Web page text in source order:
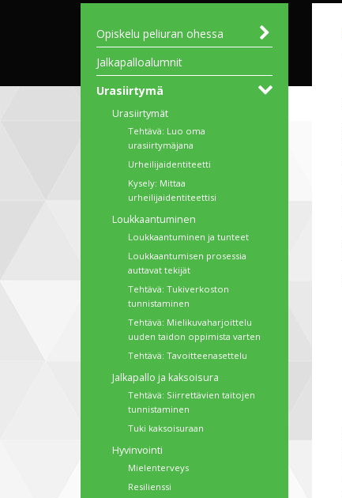
Opiskelu peliuran ohessa
Liikunnanohjauksen
perustutkinto
ammattiurheilijoille
UEFA B Huippupelaajille
Haaga-Helia - Jalkapalloilijan
opintopolku
Jalkapalloalumnit
Urasiirtymä
Urasiirtymät
Tehtävä: Luo oma
urasiirtymäjana
Urheilijaidentiteetti
Kysely: Mittaa
urheilijaidentiteettisi
Loukkaantuminen
Loukkaantuminen ja tunteet
Loukkaantumisen prosessia
auttavat tekijät
Tehtävä: Tukiverkoston
tunnistaminen
Tehtävä: Mielikuvaharjoittelu
uuden taidon oppimista varten
Tehtävä: Tavoitteenasettelu
Jalkapallo ja kaksoisura
Tehtävä: Siirrettävien taitojen
tunnistaminen
Tuki kaksoisuraan
Hyvinvointi
Mielenterveys
Resilienssi